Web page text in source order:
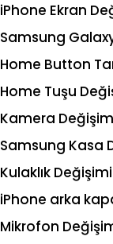
iPhone Ekran
Samsung
Home Button
Home Tuşu
Kamera
Samsung Kasa
Kulaklık
iPhone arka
Mikrofon